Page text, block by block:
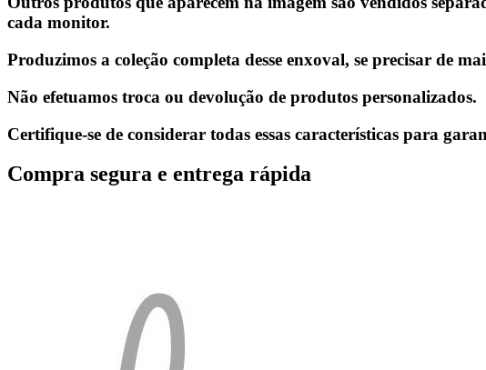
cada monitor.
Produzimos a coleção completa desse enxoval, se precisar de
Não efetuamos troca ou devolução de produtos personalizados.
Certifique-se de considerar todas essas características para
Compra segura e entrega rápida